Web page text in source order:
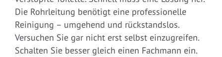
Die Rohrleitung benötigt eine professionelle
Reinigung – umgehend und rückstandslos.
Versuchen Sie gar nicht erst selbst einzugreifen.
Schalten Sie besser gleich einen Fachmann ein.